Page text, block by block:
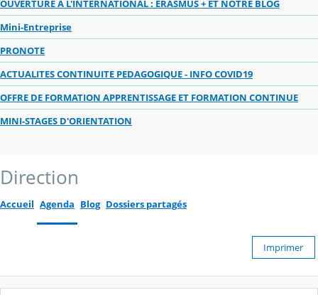
OUVERTURE A L'INTERNATIONAL : ERASMUS + ET NOTRE BLOG
Mini-Entreprise
PRONOTE
ACTUALITES CONTINUITE PEDAGOGIQUE - INFO COVID19
OFFRE DE FORMATION APPRENTISSAGE ET FORMATION CONTINUE
MINI-STAGES D'ORIENTATION
Direction
Accueil Agenda Blog Dossiers partagés
Imprimer